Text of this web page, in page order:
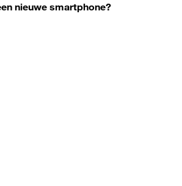
nieuwe smartphone?